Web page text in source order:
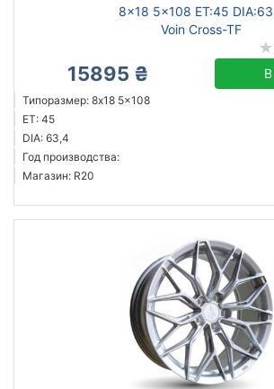
8x18 5x108 ET:45
Voin Cross-TF
15895 ₴
Типоразмер: 8x18 5x108
ET: 45
DIA: 63,4
Год производства:
Магазин: R20